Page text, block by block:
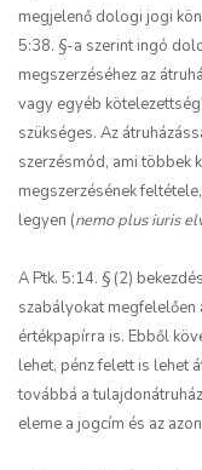
megjelenő dologi jogi
5:38. §-a szerint ingó
megszerzéséhez az
vagy egyéb
szükséges. Az
szerzésmód, ami többek
megszerzésének
legyen (nemo plus iuris
A Ptk. 5:14. § (2)
szabályokat megfelelően
értékpapírra is. Ebből
lehet, pénz felett is lehet
továbbá a
eleme a jogcím és az